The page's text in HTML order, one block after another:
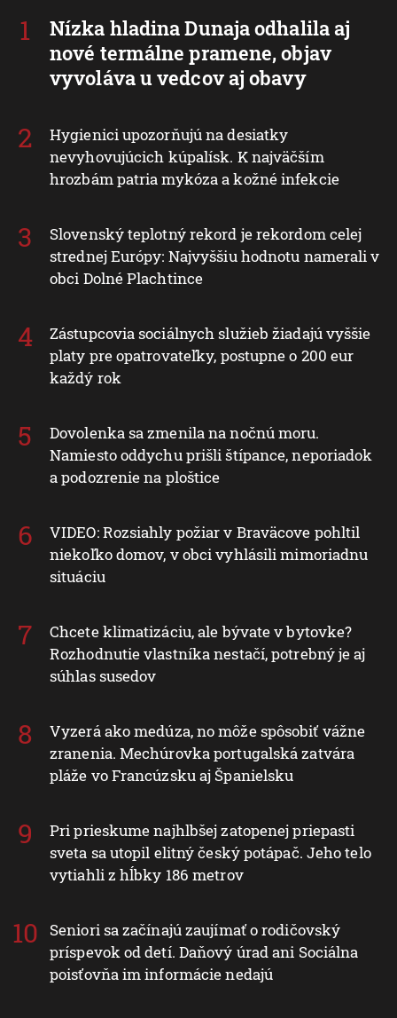
Nízka hladina Dunaja odhalila aj
nové termálne pramene, objav
vyvoláva u vedcov aj obavy
Hygienici upozorňujú na desiatky
nevyhovujúcich kúpalísk. K najväčším
hrozbám patria mykóza a kožné infekcie
Slovenský teplotný rekord je rekordom celej
strednej Európy: Najvyššiu hodnotu namerali v
obci Dolné Plachtince
Zástupcovia sociálnych služieb žiadajú vyššie
platy pre opatrovateľky, postupne o 200 eur
každý rok
Dovolenka sa zmenila na nočnú moru.
Namiesto oddychu prišli štípance, neporiadok
a podozrenie na ploštice
VIDEO: Rozsiahly požiar v Braväcove pohltil
niekoľko domov, v obci vyhlásili mimoriadnu
situáciu
Chcete klimatizáciu, ale bývate v bytovke?
Rozhodnutie vlastníka nestačí, potrebný je aj
súhlas susedov
Vyzerá ako medúza, no môže spôsobiť vážne
zranenia. Mechúrovka portugalská zatvára
pláže vo Francúzsku aj Španielsku
Pri prieskume najhlbšej zatopenej priepasti
sveta sa utopil elitný český potápač. Jeho telo
vytiahli z hĺbky 186 metrov
Seniori sa začínajú zaujímať o rodičovský
príspevok od detí. Daňový úrad ani Sociálna
poisťovňa im informácie nedajú